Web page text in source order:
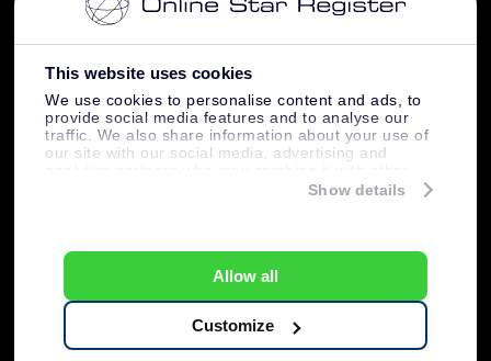
This website uses cookies
We use cookies to personalise content and ads, to
provide social media features and to analyse our
traffic. We also share information about your use of
our site with our social media, advertising and
information that you’ve provided to them or that
Show details
Allow all
Customize